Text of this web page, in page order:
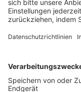
FOLGE DEM
TOP-VEREINE